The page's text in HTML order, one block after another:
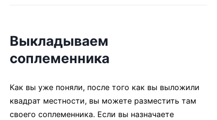
Выкладываем
соплеменника
Как вы уже поняли, после того как вы выложили
квадрат местности, вы можете разместить там
своего соплеменника. Если вы назначаете